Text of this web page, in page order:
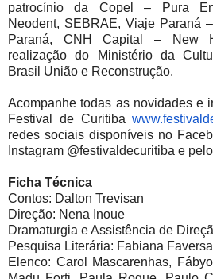
patrocínio da Copel – Pura
Neodent, SEBRAE, Viaje Paraná
Paraná, CNH Capital – New
realização do Ministério da
Brasil União e Reconstrução.
Acompanhe todas as novidades e
Festival de Curitiba
redes sociais disponíveis no
Instagram @festivaldecuritiba e
Ficha Técnica
Contos: Dalton Trevisan
Direção: Nena Inoue
Dramaturgia e Assistência de
Pesquisa Literária: Fabiana
Elenco: Carol Mascarenhas,